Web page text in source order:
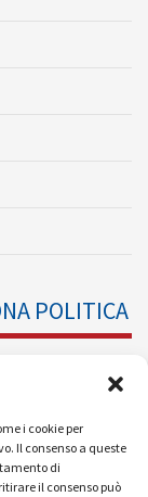
i cookie per
Il consenso a queste
di
il consenso può
POLITICA